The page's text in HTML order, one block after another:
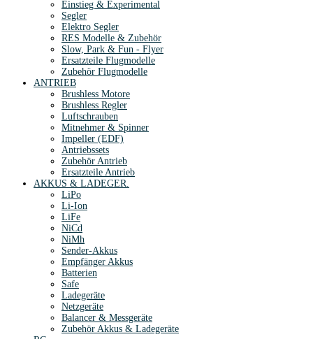
Einstieg & Experimental
Segler
Elektro Segler
RES Modelle & Zubehör
Slow, Park & Fun - Flyer
Ersatzteile Flugmodelle
Zubehör Flugmodelle
ANTRIEB
Brushless Motore
Brushless Regler
Luftschrauben
Mitnehmer & Spinner
Impeller (EDF)
Antriebssets
Zubehör Antrieb
Ersatzteile Antrieb
AKKUS & LADEGER.
LiPo
Li-Ion
LiFe
NiCd
NiMh
Sender-Akkus
Empfänger Akkus
Batterien
Safe
Ladegeräte
Netzgeräte
Balancer & Messgeräte
Zubehör Akkus & Ladegeräte